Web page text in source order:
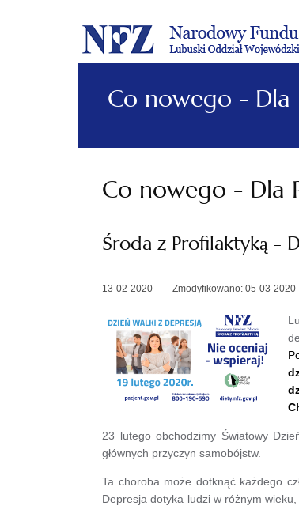
Co nowego - Dla
Co nowego - Dla
Środa z Profilaktyką -
13-02-2020 Zmodyfikowano: 05-03-2020
23 lutego obchodzimy Światowy
głównych przyczyn samobójstw.
Ta choroba może dotknąć każdego
Depresja dotyka ludzi w różnym